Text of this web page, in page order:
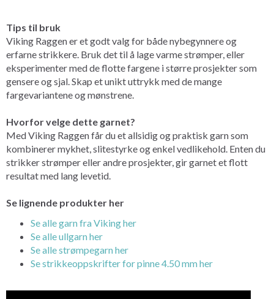
Tips til bruk
Viking Raggen er et godt valg for både nybegynnere og
erfarne strikkere. Bruk det til å lage varme strømper, eller
eksperimenter med de flotte fargene i større prosjekter som
gensere og sjal. Skap et unikt uttrykk med de mange
fargevariantene og mønstrene.
Hvorfor velge dette garnet?
Med Viking Raggen får du et allsidig og praktisk garn som
kombinerer mykhet, slitestyrke og enkel vedlikehold. Enten du
strikker strømper eller andre prosjekter, gir garnet et flott
resultat med lang levetid.
Se lignende produkter her
Se alle garn fra Viking her
Se alle ullgarn her
Se alle strømpegarn her
Se strikkeoppskrifter for pinne 4.50 mm her